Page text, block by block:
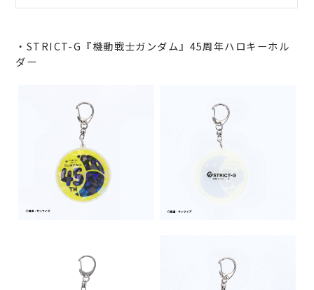
・STRICT-G『機動戦士ガンダム』45周年ハロキーホル
ダー